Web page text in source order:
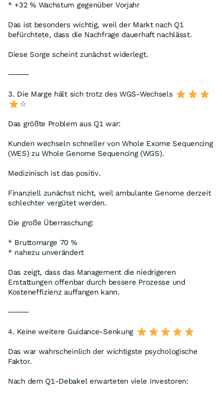
* +32 % Wachstum gegenüber Vorjahr
Das ist besonders wichtig, weil der Markt nach Q1
befürchtete, dass die Nachfrage dauerhaft nachlässt.
Diese Sorge scheint zunächst widerlegt.
⸻
3. Die Marge hält sich trotz des WGS-Wechsels
☆
Das größte Problem aus Q1 war:
Kunden wechseln schneller von Whole Exome Sequencing
(WES) zu Whole Genome Sequencing (WGS).
Medizinisch ist das positiv.
Finanziell zunächst nicht, weil ambulante Genome derzeit
schlechter vergütet werden.
Die große Überraschung:
* Bruttomarge 70 %
* nahezu unverändert
Das zeigt, dass das Management die niedrigeren
Erstattungen offenbar durch bessere Prozesse und
Kosteneffizienz auffangen kann.
⸻
4. Keine weitere Guidance-Senkung
Das war wahrscheinlich der wichtigste psychologische
Faktor.
Nach dem Q1-Debakel erwarteten viele Investoren: